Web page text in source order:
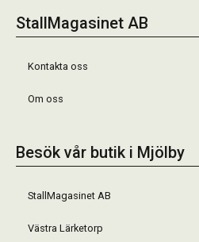
StallMagasinet AB
Kontakta oss
Om oss
Besök vår butik i Mjölby
StallMagasinet AB
Västra Lärketorp